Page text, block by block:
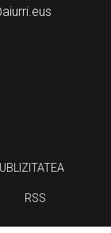
RSS